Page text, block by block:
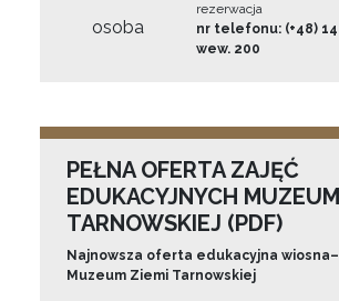
osoba
rezerwacja
nr telefonu: (+48) 14
wew. 200
PEŁNA OFERTA ZAJĘĆ
EDUKACYJNYCH
TARNOWSKIEJ (PDF)
Najnowsza oferta edukacyjna
Muzeum Ziemi Tarnowskiej